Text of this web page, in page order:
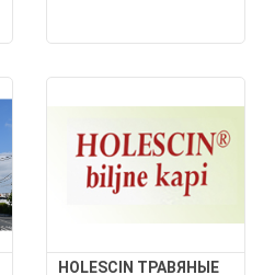
HOLESCIN ТРАВЯНЫЕ